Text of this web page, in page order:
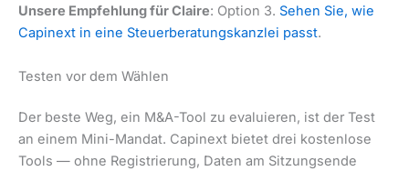
Unsere Empfehlung für Claire: Option 3. Sehen Sie, wie
Capinext in eine Steuerberatungskanzlei passt.
Testen vor dem Wählen
Der beste Weg, ein M&A-Tool zu evaluieren, ist der Test
an einem Mini-Mandat. Capinext bietet drei kostenlose
Tools — ohne Registrierung, Daten am Sitzungsende